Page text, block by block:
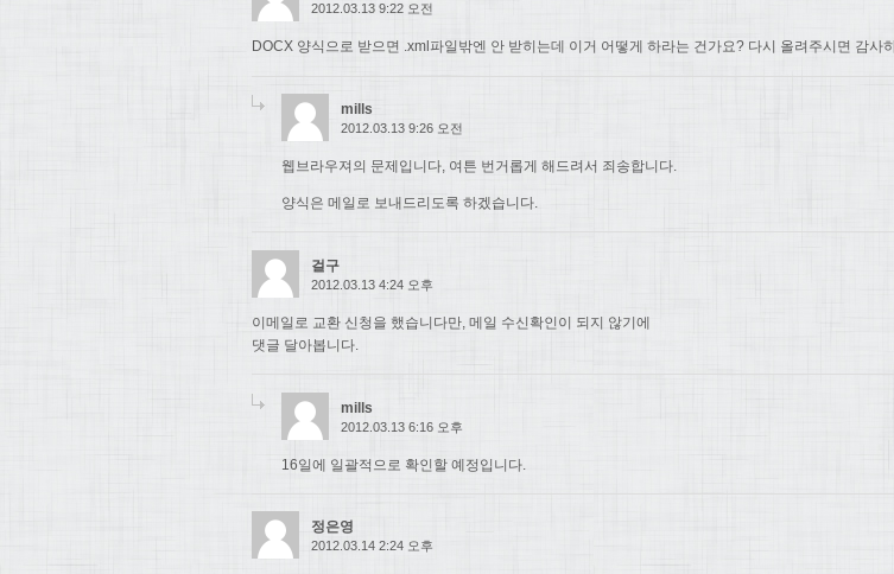
2012.03.13 9:22 오전
DOCX 양식으로 받으면 .xml파일밖엔 안 받히는데 이거 어떻게 하라는 건가요? 다시 올려주시면 감사
mills
2012.03.13 9:26 오전
웹브라우져의 문제입니다, 여튼 번거롭게 해드려서 죄송합니다.
양식은 메일로 보내드리도록 하겠습니다.
걸구
2012.03.13 4:24 오후
이메일로 교환 신청을 했습니다만, 메일 수신확인이 되지 않기에
댓글 달아봅니다.
mills
2012.03.13 6:16 오후
16일에 일괄적으로 확인할 예정입니다.
정은영
2012.03.14 2:24 오후